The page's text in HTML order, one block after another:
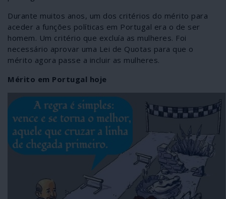
Durante muitos anos, um dos critérios do mérito para
aceder a funções políticas em Portugal era o de ser
homem. Um critério que excluía as mulheres. Foi
necessário aprovar uma Lei de Quotas para que o
mérito agora passe a incluir as mulheres.
Mérito em Portugal hoje